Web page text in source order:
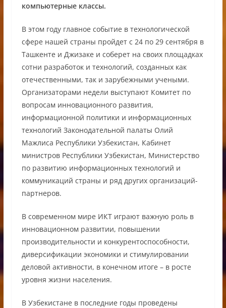
компьютерные классы.
В этом году главное событие в технологической
сфере нашей страны пройдет с 24 по 29 сентября в
Ташкенте и Джизаке и соберет на своих площадках
сотни разработок и технологий, созданных как
отечественными, так и зарубежными учеными.
Организаторами недели выступают Комитет по
вопросам инновационного развития,
информационной политики и информационных
технологий Законодательной палаты Олий
Мажлиса Республики Узбекистан, Кабинет
министров Республики Узбекистан, Министерство
по развитию информационных технологий и
коммуникаций страны и ряд других организаций-
партнеров.
В современном мире ИКТ играют важную роль в
инновационном развитии, повышении
производительности и конкурентоспособности,
диверсификации экономики и стимулировании
деловой активности, в конечном итоге – в росте
уровня жизни населения.
В Узбекистане в последние годы проведены